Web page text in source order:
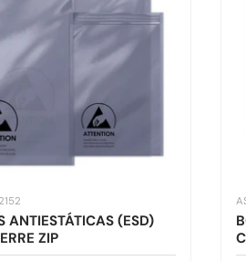
ANTIESTÁTICAS (ESD)
ZIP